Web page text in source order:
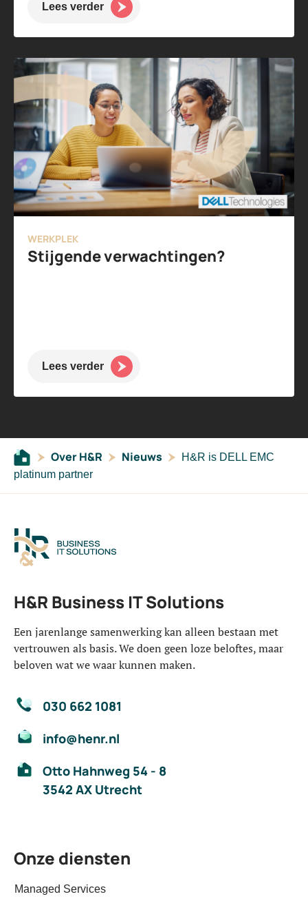
Lees verder
WERKPLEK
Stijgende verwachtingen?
Lees verder
Over H&R Nieuws
H&R is DELL EMC
platinum partner
H&R Business IT Solutions
Een jarenlange samenwerking kan alleen bestaan met
vertrouwen als basis. We doen geen loze beloftes, maar
beloven wat we waar kunnen maken.
030 662 1081
info@henr.nl
Otto Hahnweg 54 - 8
3542 AX Utrecht
Onze diensten
Managed Services